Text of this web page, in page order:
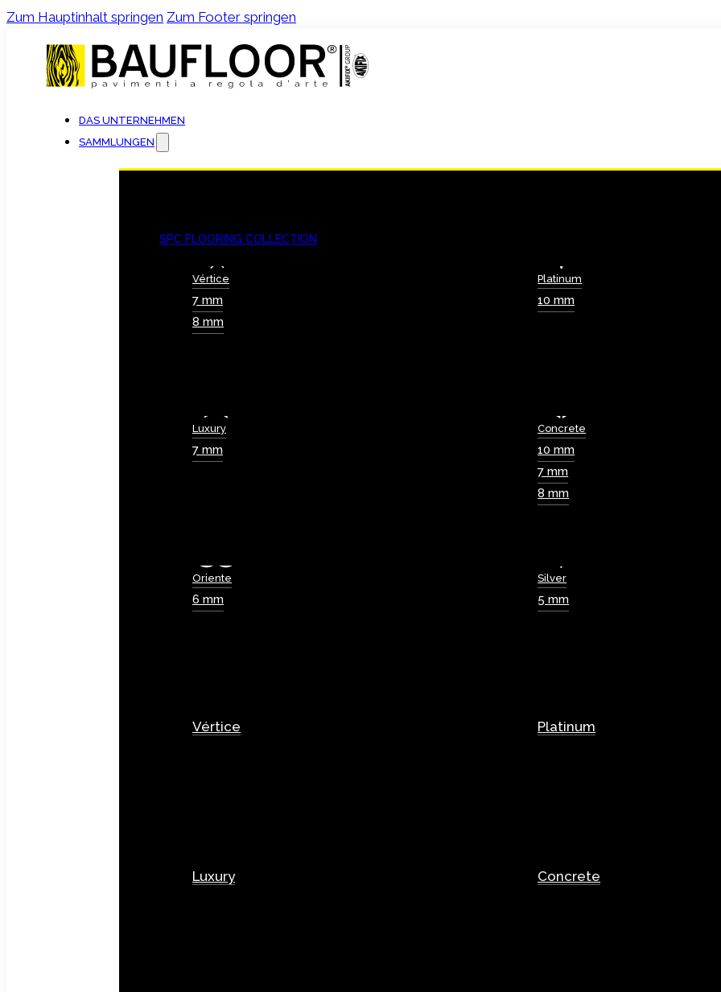
Zum Hauptinhalt springen Zum Footer springen
DAS UNTERNEHMEN
SAMMLUNGEN
SPC FLOORING COLLECTION
Vértice
7 mm
8 mm
Luxury
7 mm
Oriente
6 mm
Vértice
Luxury
Platinum
10 mm
Concrete
10 mm
7 mm
8 mm
Silver
5 mm
Platinum
Concrete